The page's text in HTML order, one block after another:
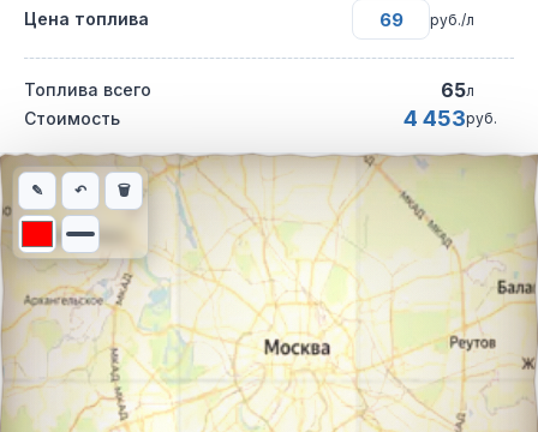
Цена топлива руб./л
Топлива всего 65л
Стоимость 4 453руб.
Интерактивная карта автомобильного маршрута из города
✎ ↶ 🗑